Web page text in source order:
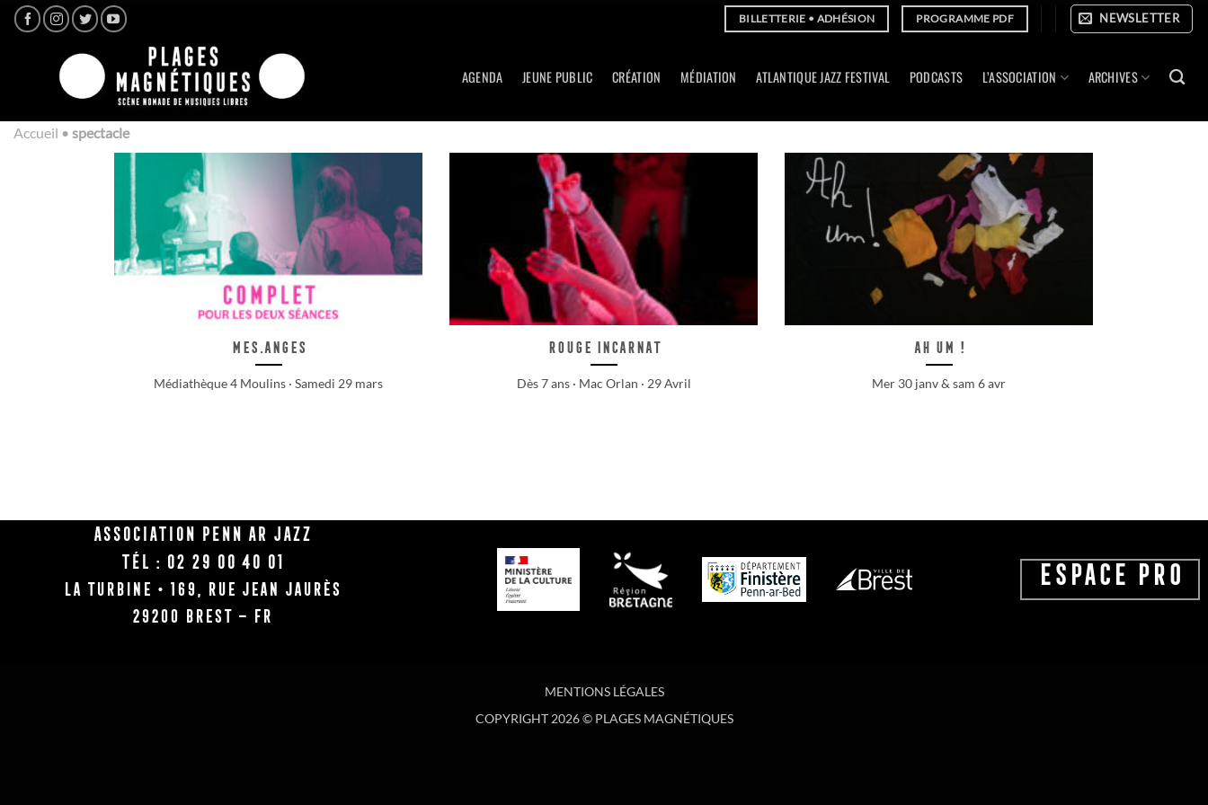
Passer
BILLETTERIE • ADHÉSION PROGRAMME PDF NEWSLETTER
AGENDA JEUNE PUBLIC CRÉATION MÉDIATION ATLANTIQUE JAZZ FESTIVAL PODCASTS L’ASSOCIATION ARCHIVES
Accueil • spectacle
Mes.Anges
Médiathèque 4 Moulins · Samedi 29 mars
Rouge Incarnat
Dès 7 ans · Mac Orlan · 29 Avril
Ah Um !
Mer 30 janv & sam 6 avr
Association Penn Ar Jazz
Tél : 02 29 00 40 01
La Turbine • 169, rue Jean Jaurès
29200 BREST – FR
ESPACE PRO
MENTIONS LÉGALES
COPYRIGHT 2026 © PLAGES MAGNÉTIQUES